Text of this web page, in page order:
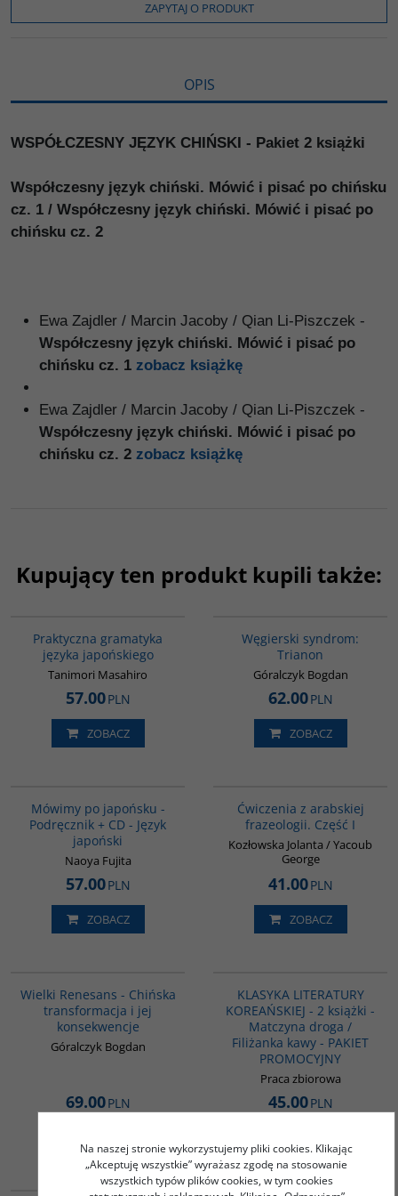
k
n
k
l
s
ZAPYTAJ O PRODUKT
OPIS
WSPÓŁCZESNY JĘZYK CHIŃSKI - Pakiet 2 książki
Współczesny język chiński. Mówić i pisać po chińsku
cz. 1 / Współczesny język chiński. Mówić i pisać po
chińsku cz. 2
Ewa Zajdler / Marcin Jacoby / Qian Li-Piszczek -
Współczesny język chiński. Mówić i pisać po
chińsku cz. 1 zobacz książkę
Ewa Zajdler / Marcin Jacoby / Qian Li-Piszczek -
Współczesny język chiński. Mówić i pisać po
chińsku cz. 2 zobacz książkę
Kupujący ten produkt kupili także:
Praktyczna gramatyka
języka japońskiego
Tanimori Masahiro
57.00PLN
ZOBACZ
Węgierski syndrom:
Trianon
Góralczyk Bogdan
62.00PLN
ZOBACZ
Mówimy po japońsku -
Podręcznik + CD - Język
japoński
Naoya Fujita
57.00PLN
ZOBACZ
Ćwiczenia z arabskiej
frazeologii. Część I
Kozłowska Jolanta / Yacoub
George
41.00PLN
ZOBACZ
Wielki Renesans - Chińska
transformacja i jej
konsekwencje
Góralczyk Bogdan
69.00PLN
KLASYKA LITERATURY
KOREAŃSKIEJ - 2 książki -
Matczyna droga /
Filiżanka kawy - PAKIET
PROMOCYJNY
Praca zbiorowa
45.00PLN
G234
Na naszej stronie wykorzystujemy pliki cookies. Klikając
„Akceptuję wszystkie” wyrażasz zgodę na stosowanie
wszystkich typów plików cookies, w tym cookies